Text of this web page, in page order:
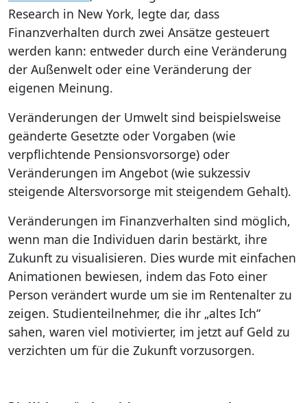
Research in New York, legte dar, dass
Finanzverhalten durch zwei Ansätze gesteuert
werden kann: entweder durch eine Veränderung
der Außenwelt oder eine Veränderung der
eigenen Meinung.
Veränderungen der Umwelt sind beispielsweise
geänderte Gesetzte oder Vorgaben (wie
verpflichtende Pensionsvorsorge) oder
Veränderungen im Angebot (wie sukzessiv
steigende Altersvorsorge mit steigendem Gehalt).
Veränderungen im Finanzverhalten sind möglich,
wenn man die Individuen darin bestärkt, ihre
Zukunft zu visualisieren. Dies wurde mit einfachen
Animationen bewiesen, indem das Foto einer
Person verändert wurde um sie im Rentenalter zu
zeigen. Studienteilnehmer, die ihr „altes Ich“
sahen, waren viel motivierter, im jetzt auf Geld zu
verzichten um für die Zukunft vorzusorgen.